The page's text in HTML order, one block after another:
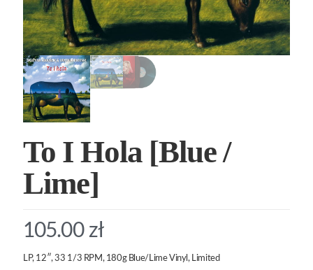
To I Hola [Blue /
Lime]
105.00 zł
LP, 12″, 33 1/3 RPM, 180g Blue/Lime Vinyl, Limited